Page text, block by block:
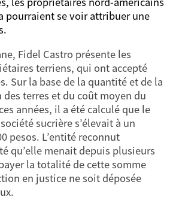
pourraient se voir attribuer une
Fidel Castro présente les
terriens, qui ont accepté
Sur la base de la quantité et de la
terres et du coût moyen du
années, il a été calculé que le
sucrière s’élevait à un
pesos. L’entité reconnut
qu’elle menait depuis plusieurs
la totalité de cette somme
en justice ne soit déposée